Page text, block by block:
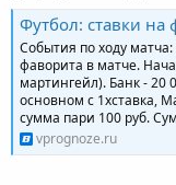
Футбол: ставки
События по ходу
фаворита в матче.
мартингейл). Банк - 20
основном с 1хставка,
сумма пари 100 руб.
vprognoze.ru